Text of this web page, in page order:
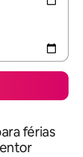
férias